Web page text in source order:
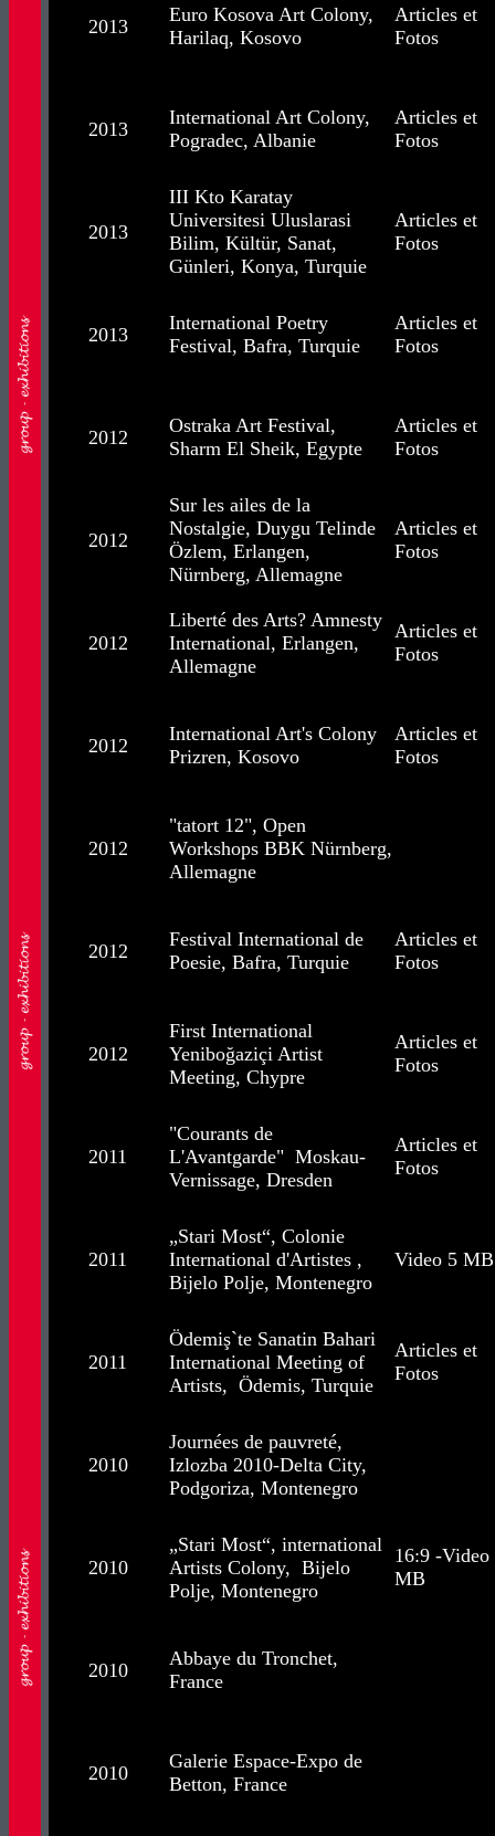
2013
Euro Kosova Art Colony,
Harilaq, Kosovo
Articles et
Fotos
2013
International Art Colony,
Pogradec, Albanie
Articles et
Fotos
2013
III Kto Karatay
Universitesi Uluslarasi
Bilim, Kültür, Sanat,
Günleri, Konya, Turquie
Articles et
Fotos
2013
International Poetry
Festival, Bafra, Turquie
Articles et
Fotos
2012
Ostraka Art Festival,
Sharm El Sheik, Egypte
Articles et
Fotos
2012
Sur les ailes de la
Nostalgie, Duygu Telinde
Özlem, Erlangen,
Nürnberg, Allemagne
Articles et
Fotos
2012
Liberté des Arts? Amnesty
International, Erlangen,
Allemagne
Articles et
Fotos
2012
International Art's Colony
Prizren, Kosovo
Articles et
Fotos
2012
"tatort 12", Open
Workshops BBK Nürnberg,
Allemagne
2012
Festival International de
Poesie, Bafra, Turquie
Articles et
Fotos
2012
First International
Yeniboğaziçi Artist
Meeting, Chypre
Articles et
Fotos
2011
"Courants de
L'Avantgarde" Moskau-
Vernissage, Dresden
Articles et
Fotos
2011
„Stari Most“, Colonie
International d'Artistes ,
Bijelo Polje, Montenegro
Video 5 MB
2011
Ödemiş`te Sanatin Bahari
International Meeting of
Artists, Ödemis, Turquie
Articles et
Fotos
2010
Journées de pauvreté,
Izlozba 2010-Delta City,
Podgoriza, Montenegro
2010
„Stari Most“, international
Artists Colony, Bijelo
Polje, Montenegro
16:9 -Video
MB
2010
Abbaye du Tronchet,
France
2010
Galerie Espace-Expo de
Betton, France